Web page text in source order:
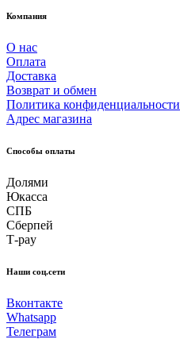
Компания
О нас
Оплата
Доставка
Возврат и обмен
Политика конфиденциальности
Адрес магазина
Способы оплаты
Долями
Юкасса
СПБ
Сберпей
Т-pay
Наши соц.сети
Вконтакте
Whatsapp
Телеграм